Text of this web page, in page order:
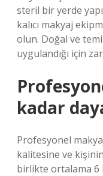
steril bir yerde
kalıcı makyaj
olun. Doğal ve
uygulandığı için
kadar
Profesyonel
kalitesine ve
birlikte ortalama 6